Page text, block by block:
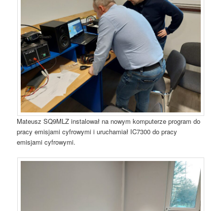
Mateusz SQ9MLZ instalował na nowym komputerze program do
pracy emisjami cyfrowymi i uruchamiał IC7300 do pracy
emisjami cyfrowymi.